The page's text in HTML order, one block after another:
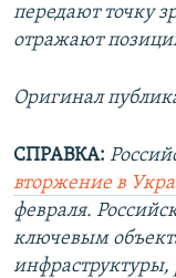
передают точку
отражают
Оригинал
СПРАВКА:
вторжение в
февраля.
ключевым